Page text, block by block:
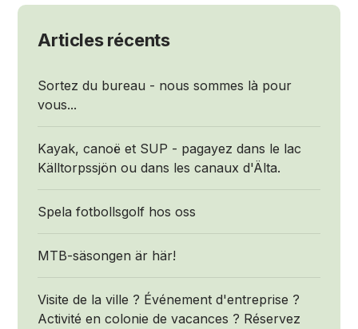
Articles récents
Sortez du bureau - nous sommes là pour
vous...
Kayak, canoë et SUP - pagayez dans le lac
Källtorpssjön ou dans les canaux d'Älta.
Spela fotbollsgolf hos oss
MTB-säsongen är här!
Visite de la ville ? Événement d'entreprise ?
Activité en colonie de vacances ? Réservez